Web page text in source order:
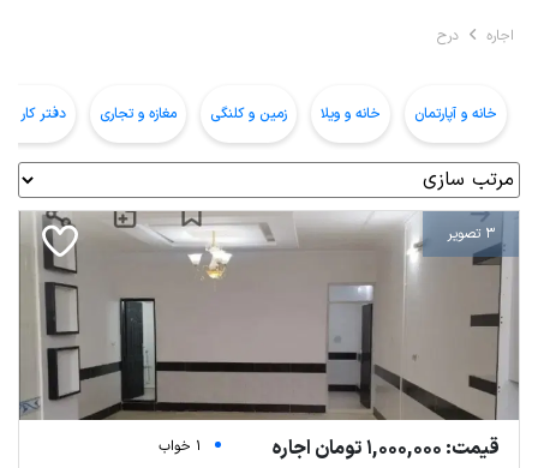
اجاره درح
خانه و آپارتمان خانه و ویلا زمین و کلنگی مغازه و تجاری دفتر کار و
3 تصویر
قیمت: 1,000,000 تومان اجاره
1 خواب